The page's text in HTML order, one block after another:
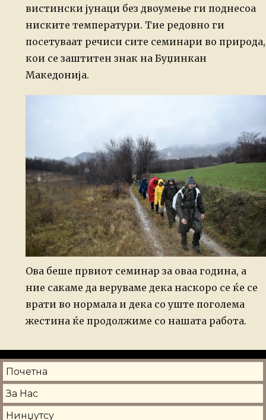
вистински јунаци без двоумење ги поднесоа
ниските температури. Тие редовно ги
посетуваат речиси сите семинари во природа,
кои се заштитен знак на Буџинкан
Македонија.
Ова беше првиот семинар за оваа година, а
ние сакаме да веруваме дека наскоро се ќе се
врати во нормала и дека со уште поголема
жестина ќе продолжиме со нашата работа.
Почетна
За Нас
Нинџутсу